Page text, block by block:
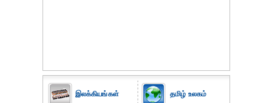
இலக்கியங்கள் தமிழ் உலகம்